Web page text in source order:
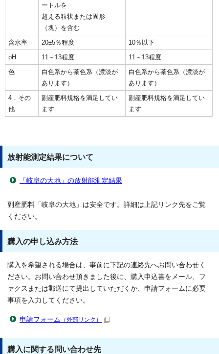
ートルを
超える粒状または固形
（塊）を含む
含水率 20±5％程度
10％以下
pH
11～13程度
11～13程度
色
白色系から茶色系（濃淡が
あります）
白色系から茶色系（濃淡が
あります）
4．その
他
副産肥料規格を満足してい
ます
副産肥料規格を満足してい
ます
放射能測定結果について
「岐阜の大地」の放射能測定結果
副産肥料「岐阜の大地」は安全です。詳細は上記リンク先をご覧
ください。
購入の申し込み方法
購入を希望される場合は、事前に下記の連絡先へお問い合わせく
ださい。お問い合わせ頂きました後に、購入申込書をメール、フ
ァクスまたは郵送にて提出していただくか、申請フォームに必要
事項を入力してください。
申請フォーム （外部リンク）
購入に関する問い合わせ先